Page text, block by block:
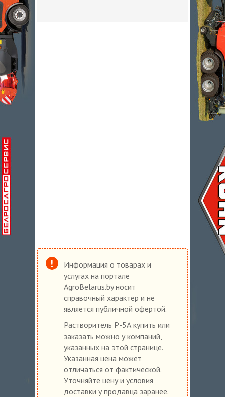
Информация о товарах и
услугах на портале
AgroBelarus.by носит
справочный характер и не
является публичной офертой.
Растворитель Р-5А купить или
заказать можно у компаний,
указанных на этой странице.
Указанная цена может
отличаться от фактической.
Уточняйте цену и условия
доставки у продавца заранее.